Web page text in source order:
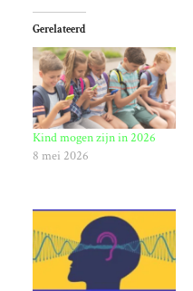
Gerelateerd
Kind mogen zijn in 2026
8 mei 2026